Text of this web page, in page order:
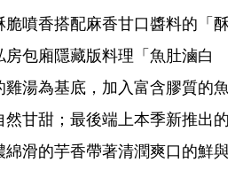
脆噴香搭配麻香甘口醬料的「酥
包廂隱藏版料理「魚肚滷白
湯為基底，加入富含膠質的魚
甘甜；最後端上本季新推出的
綿滑的芋香帶著清潤爽口的鮮與